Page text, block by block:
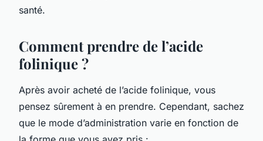
santé.
Comment prendre de l’acide
folinique ?
Après avoir acheté de l’acide folinique, vous
pensez sûrement à en prendre. Cependant, sachez
que le mode d’administration varie en fonction de